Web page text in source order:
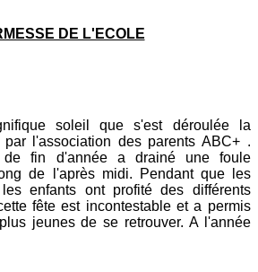
DE L'ECOLE
soleil que s'est déroulée la
par l'association des parents ABC+ .
de fin d'année a drainé une foule
de l'après midi. Pendant que les
enfants ont profité des différents
fête est incontestable et a permis
jeunes de se retrouver. A l'année